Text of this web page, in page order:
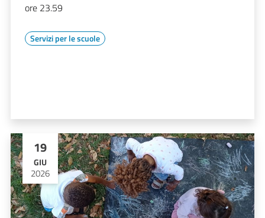
ore 23.59
Servizi per le scuole
19
GIU
2026